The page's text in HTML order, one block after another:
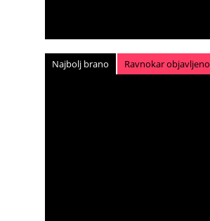
Najbolj brano Ravnokar objavljeno